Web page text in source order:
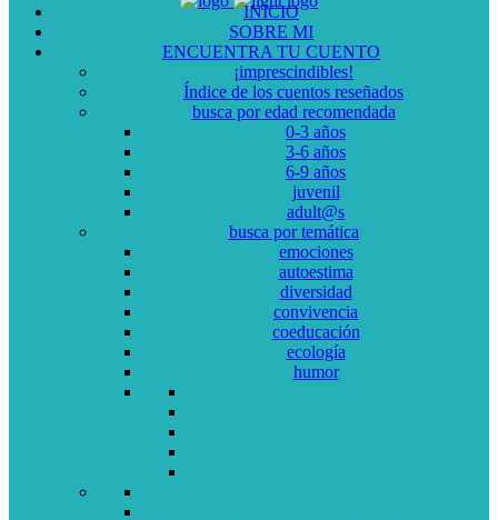
INICIO
SOBRE MI
ENCUENTRA TU CUENTO
¡imprescindibles!
Índice de los cuentos reseñados
busca por edad recomendada
0-3 años
3-6 años
6-9 años
juvenil
adult@s
busca por temática
emociones
autoestima
diversidad
convivencia
coeducación
ecología
humor